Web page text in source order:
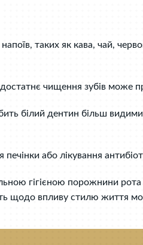
таких як кава, чай,
чищення зубів може
білий дентин більш
або лікування
гігієною порожнини
щодо впливу стилю життя